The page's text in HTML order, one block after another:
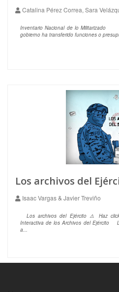
Catalina Pérez Correa, Sara Velázquez, Alejandro
Inventario Nacional de lo
gobierno ha transferido funciones o
Los archivos del
Isaac Vargas & Javier Treviño
Los archivos del Ejército ⚠️ Haz
Interactiva de los Archivos del Ejército
a...